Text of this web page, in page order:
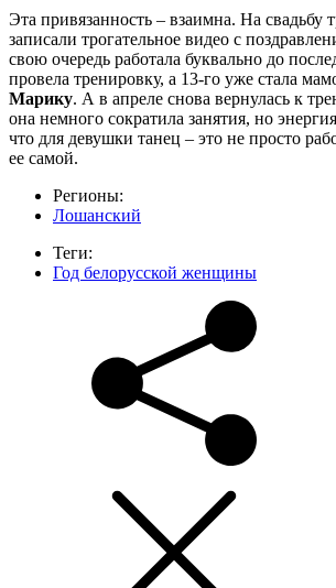
Эта привязанность – взаимна. На свадьбу
записали трогательное видео с
свою очередь работала буквально до
провела тренировку, а 13-го уже стала
Марику. А в апреле снова вернулась к
она немного сократила занятия, но
что для девушки танец – это не просто
ее самой.
Регионы:
Лошанский
Теги:
Год белорусской женщины